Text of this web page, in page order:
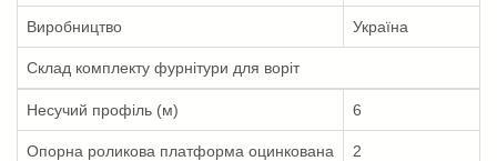
Виробництво Україна
Склад комплекту фурнітури для воріт
Несучий профіль (м) 6
Опорна роликова платформа оцинкована 2